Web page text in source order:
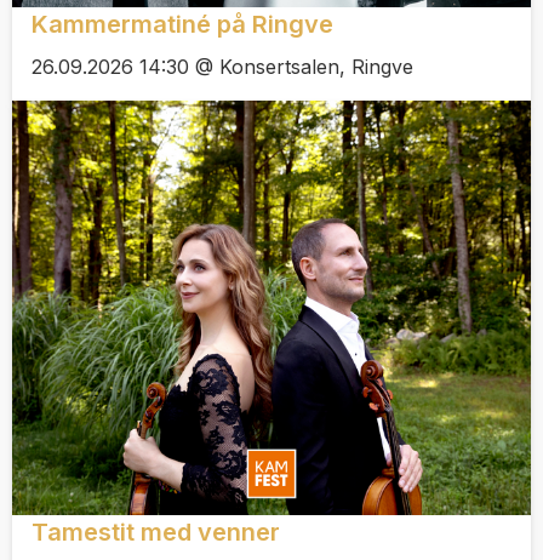
Kammermatiné på Ringve
26.09.2026 14:30 @ Konsertsalen, Ringve
Tamestit med venner